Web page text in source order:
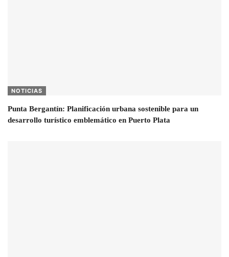
NOTICIAS
Punta Bergantín: Planificación urbana sostenible para un
desarrollo turístico emblemático en Puerto Plata